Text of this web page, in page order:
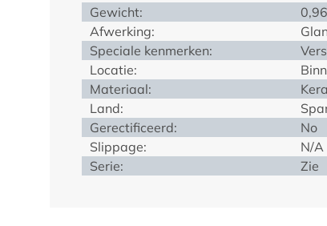
Gewicht:
Afwerking:
Speciale kenmerken:
Locatie:
Materiaal:
Land:
Gerectificeerd:
No
Slippage:
N/A
Serie:
Zie